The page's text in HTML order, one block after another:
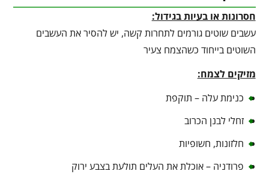
חסרונות או בעיות בגידול:
עשבים שוטים גורמים לתחרות קשה, יש להסיר את העשבים
השוטים בייחוד כשהצמח צעיר
מזיקים לצמח:
כנימת עלה – תוקפת
זחלי לבנן הכרוב
חלזונות, חשופיות
פרודניה – אוכלת את העלים תולעת בצבע ירוק